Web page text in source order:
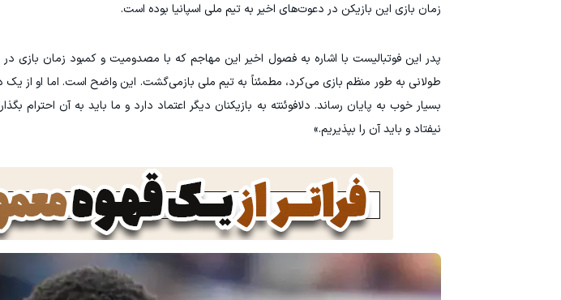
زمان بازی این بازیکن در دعوت‌های اخیر به تیم ملی اسپانیا بوده است.
پدر این فوتبالیست با اشاره به فصول اخیر این مهاجم که با مصدومیت و کمبود زمان بازی در
طولانی به طور منظم بازی می‌کرد، مطمئناً به تیم ملی بازمی‌گشت. این واضح است. اما او از یک
بسیار خوب به پایان رساند. دلافوئنته به بازیکنان دیگر اعتماد دارد و ما باید به آن احترام
نیفتاد و باید آن را بپذیریم.»